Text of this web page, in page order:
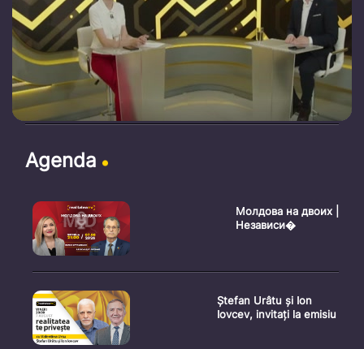
Agenda
Молдова на двоих |
Независи�
Ștefan Urâtu și Ion
Iovcev, invitați la emisiu